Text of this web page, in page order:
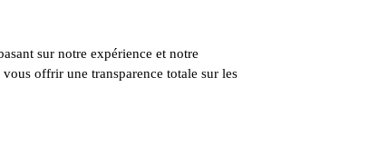
sur notre expérience et notre
offrir une transparence totale sur les